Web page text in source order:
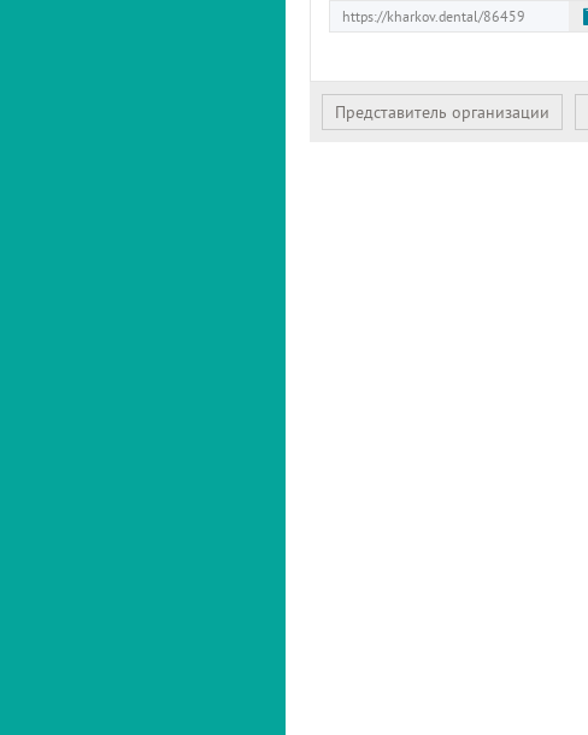
Представитель организации